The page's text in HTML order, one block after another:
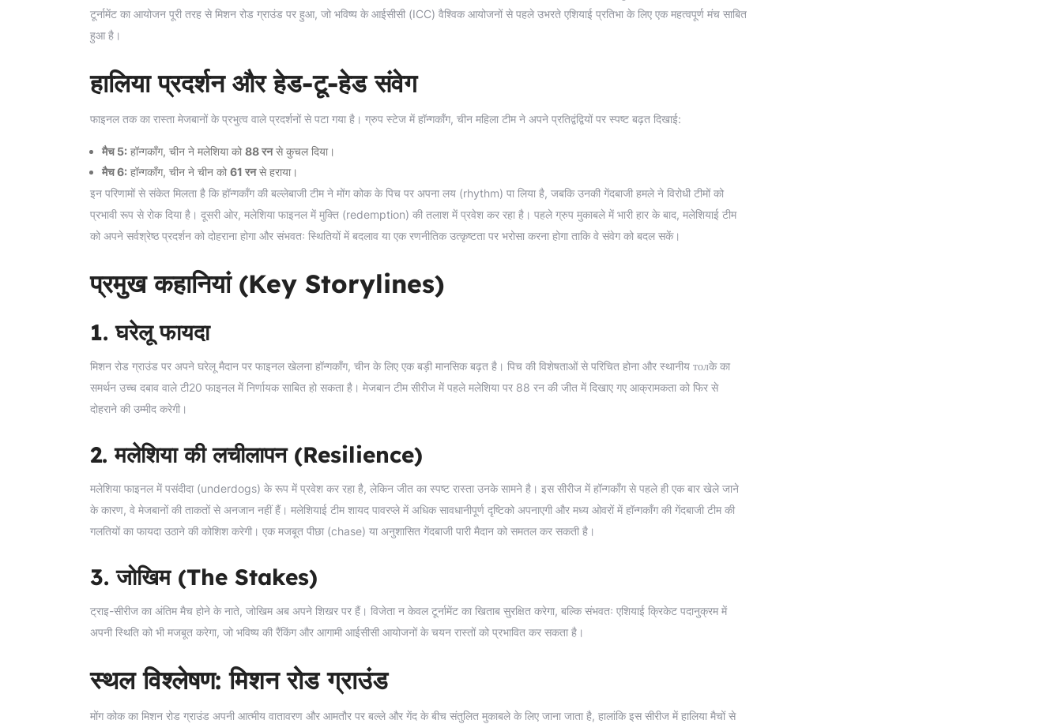
टूर्नामेंट का आयोजन पूरी तरह से मिशन रोड ग्राउंड पर हुआ, जो भविष्य के आईसीसी (ICC) वैश्विक आयोजनों से पहले उभरते एशियाई प्रतिभा के लिए एक महत्वपूर्ण मंच साबित
हुआ है।
हालिया प्रदर्शन और हेड-टू-हेड संवेग
फाइनल तक का रास्ता मेजबानों के प्रभुत्व वाले प्रदर्शनों से पटा गया है। ग्रुप स्टेज में हॉन्गकॉंग, चीन महिला टीम ने अपने प्रतिद्वंद्वियों पर स्पष्ट बढ़त दिखाई:
मैच 5: हॉन्गकॉंग, चीन ने मलेशिया को 88 रनसे कुचल दिया।
मैच 6: हॉन्गकॉंग, चीन ने चीन को 61 रनसे हराया।
इन परिणामों से संकेत मिलता है कि हॉन्गकॉंग की बल्लेबाजी टीम ने मोंग कोक के पिच पर अपना लय (rhythm) पा लिया है, जबकि उनकी गेंदबाजी हमले ने विरोधी टीमों को
प्रभावी रूप से रोक दिया है। दूसरी ओर, मलेशिया फाइनल में मुक्ति (redemption) की तलाश में प्रवेश कर रहा है। पहले ग्रुप मुकाबले में भारी हार के बाद, मलेशियाई टीम
को अपने सर्वश्रेष्ठ प्रदर्शन को दोहराना होगा और संभवतः स्थितियों में बदलाव या एक रणनीतिक उत्कृष्टता पर भरोसा करना होगा ताकि वे संवेग को बदल सकें।
प्रमुख कहानियां (Key Storylines)
1. घरेलू फायदा
मिशन रोड ग्राउंड पर अपने घरेलू मैदान पर फाइनल खेलना हॉन्गकॉंग, चीन के लिए एक बड़ी मानसिक बढ़त है। पिच की विशेषताओं से परिचित होना और स्थानीय толके का
समर्थन उच्च दबाव वाले टी20 फाइनल में निर्णायक साबित हो सकता है। मेजबान टीम सीरीज में पहले मलेशिया पर 88 रन की जीत में दिखाए गए आक्रामकता को फिर से
दोहराने की उम्मीद करेगी।
2. मलेशिया की लचीलापन (Resilience)
मलेशिया फाइनल में पसंदीदा (underdogs) के रूप में प्रवेश कर रहा है, लेकिन जीत का स्पष्ट रास्ता उनके सामने है। इस सीरीज में हॉन्गकॉंग से पहले ही एक बार खेले जाने
के कारण, वे मेजबानों की ताकतों से अनजान नहीं हैं। मलेशियाई टीम शायद पावरप्ले में अधिक सावधानीपूर्ण दृष्टिको अपनाएगी और मध्य ओवरों में हॉन्गकॉंग की गेंदबाजी टीम की
गलतियों का फायदा उठाने की कोशिश करेगी। एक मजबूत पीछा (chase) या अनुशासित गेंदबाजी पारी मैदान को समतल कर सकती है।
3. जोखिम (The Stakes)
ट्राइ-सीरीज का अंतिम मैच होने के नाते, जोखिम अब अपने शिखर पर हैं। विजेता न केवल टूर्नामेंट का खिताब सुरक्षित करेगा, बल्कि संभवतः एशियाई क्रिकेट पदानुक्रम में
अपनी स्थिति को भी मजबूत करेगा, जो भविष्य की रैंकिंग और आगामी आईसीसी आयोजनों के चयन रास्तों को प्रभावित कर सकता है।
स्थल विश्लेषण: मिशन रोड ग्राउंड
मोंग कोक का मिशन रोड ग्राउंड अपनी आत्मीय वातावरण और आमतौर पर बल्ले और गेंद के बीच संतुलित मुकाबले के लिए जाना जाता है, हालांकि इस सीरीज में हालिया मैचों से